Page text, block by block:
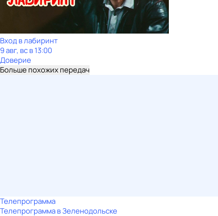
Вход в лабиринт
9 авг, вс в 13:00
Доверие
Больше похожих передач
Телепрограмма
Телепрограмма в Зеленодольске